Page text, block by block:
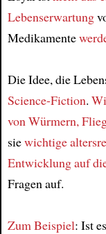
Lebenserwartung
Medikamente
Die Idee, die
Science-Fiction.
von Würmern,
siewichtige
Entwicklungauf
Fragen auf.
Zum Beispiel: Ist